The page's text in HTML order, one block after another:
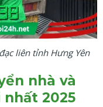
liên tỉnh Hưng Yên
nhà và
2025